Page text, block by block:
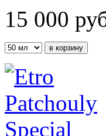
15 000